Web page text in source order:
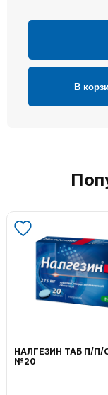
В
НАЛГЕЗИН ТАБ П/П/
№20